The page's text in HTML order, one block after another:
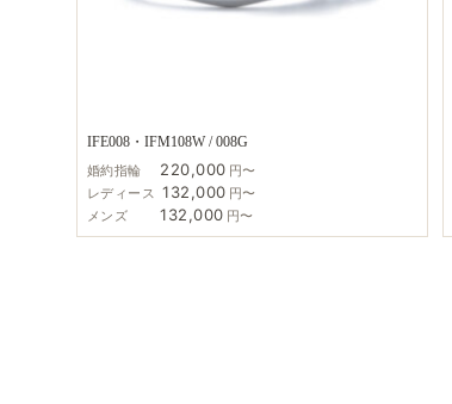
IFE008・IFM108W / 008G
婚約指輪
220,000 円〜
レディース 132,000 円〜
メンズ
132,000 円〜